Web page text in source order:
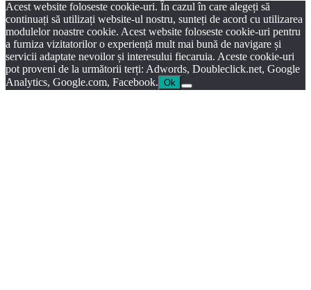
Acest website foloseste cookie-uri. În cazul în care alegeți să
continuați să utilizați website-ul nostru, sunteți de acord cu utilizarea
modulelor noastre cookie. Acest website foloseste cookie-uri pentru
a furniza vizitatorilor o experiență mult mai bună de navigare și
servicii adaptate nevoilor și interesului fiecaruia. Aceste cookie-uri
pot proveni de la următorii terți: Adwords, Doubleclick.net, Google
Analytics, Google.com, Facebook. Ok